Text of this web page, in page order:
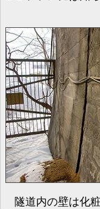
隧道内の壁は化